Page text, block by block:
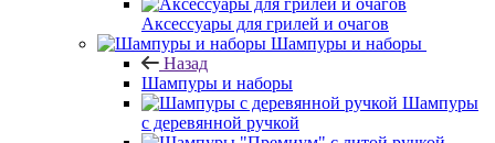
Аксессуары для грилей и очагов
Шампуры и наборы
Назад
Шампуры и наборы
Шампуры
с деревянной ручкой